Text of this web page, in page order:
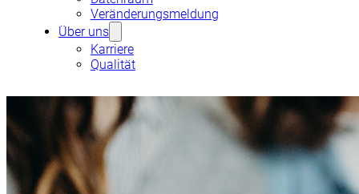
Veränderungsmeldung
Über uns
Karriere
Qualität